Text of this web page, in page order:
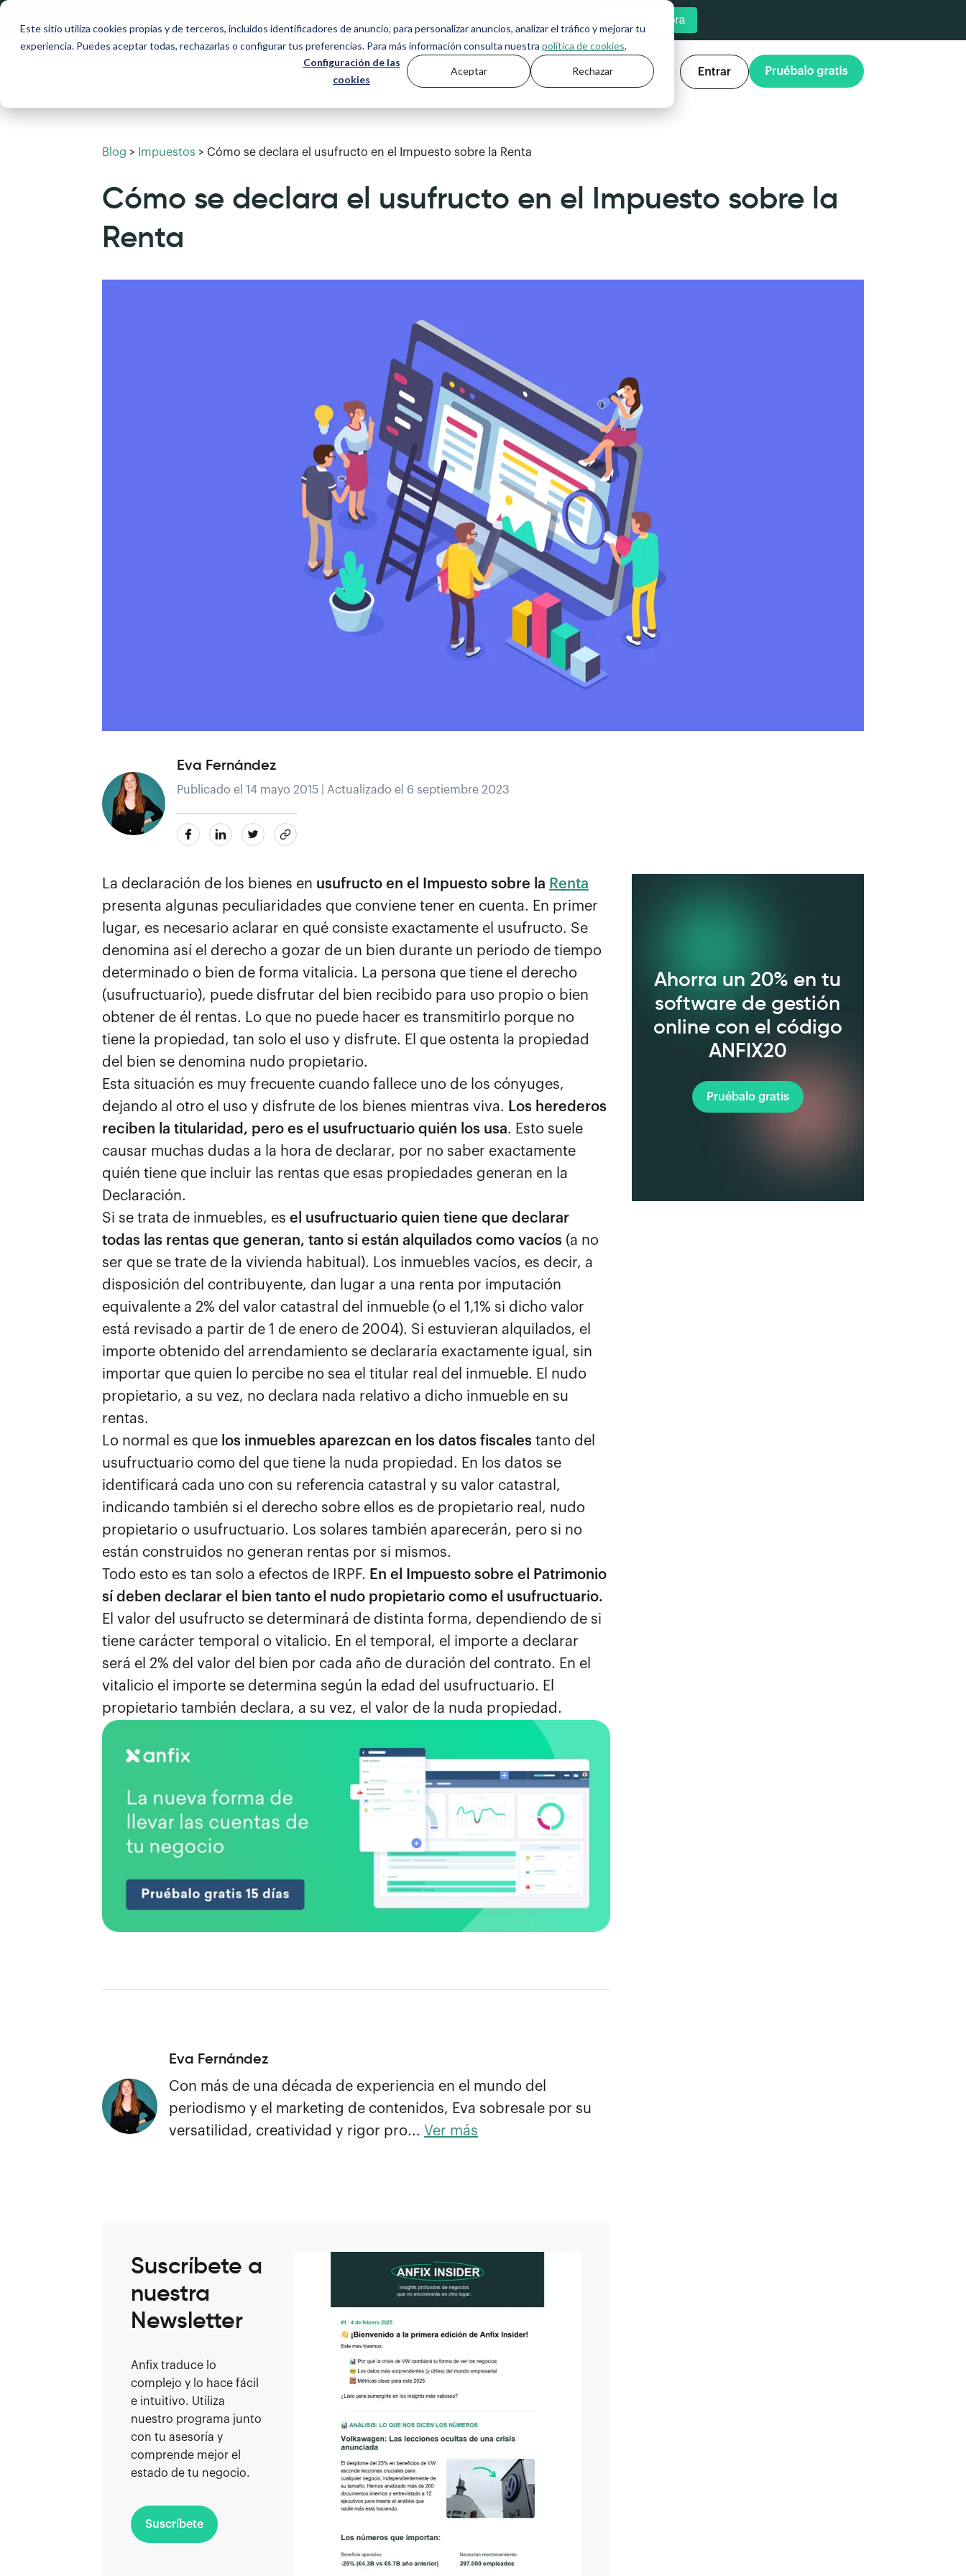
Este sitio utiliza cookies propias y de terceros, incluidos identificadores de anuncio, para personalizar anuncios, analizar el tráfico y mejorar tu
experiencia. Puedes aceptar todas, rechazarlas o configurar tus preferencias. Para más información consulta nuestra política de cookies.
Configuración de las
cookies
Aceptar Rechazar
Autónomos Asesorías Precios Producto Recursos
Blog > Impuestos > Cómo se declara el usufructo en el Impuesto sobre la Renta
Cómo se declara el usufructo en el Impuesto sobre la
Renta
Eva Fernández
Publicado el 14 mayo 2015 | Actualizado el 6 septiembre 2023
La declaración de los bienes en usufructo en el Impuesto sobre la Renta
presenta algunas peculiaridades que conviene tener en cuenta. En primer
lugar, es necesario aclarar en qué consiste exactamente el usufructo. Se
denomina así el derecho a gozar de un bien durante un periodo de tiempo
determinado o bien de forma vitalicia. La persona que tiene el derecho
(usufructuario), puede disfrutar del bien recibido para uso propio o bien
obtener de él rentas. Lo que no puede hacer es transmitirlo porque no
tiene la propiedad, tan solo el uso y disfrute. El que ostenta la propiedad
del bien se denomina nudo propietario.
Esta situación es muy frecuente cuando fallece uno de los cónyuges,
dejando al otro el uso y disfrute de los bienes mientras viva. Los herederos
reciben la titularidad, pero es el usufructuario quién los usa. Esto suele
causar muchas dudas a la hora de declarar, por no saber exactamente
quién tiene que incluir las rentas que esas propiedades generan en la
Declaración.
Si se trata de inmuebles, es el usufructuario quien tiene que declarar
todas las rentas que generan, tanto si están alquilados como vacíos (a no
ser que se trate de la vivienda habitual). Los inmuebles vacíos, es decir, a
disposición del contribuyente, dan lugar a una renta por imputación
equivalente a 2% del valor catastral del inmueble (o el 1,1% si dicho valor
está revisado a partir de 1 de enero de 2004). Si estuvieran alquilados, el
importe obtenido del arrendamiento se declararía exactamente igual, sin
importar que quien lo percibe no sea el titular real del inmueble. El nudo
propietario, a su vez, no declara nada relativo a dicho inmueble en su
rentas.
Lo normal es que los inmuebles aparezcan en los datos fiscales tanto del
usufructuario como del que tiene la nuda propiedad. En los datos se
identificará cada uno con su referencia catastral y su valor catastral,
indicando también si el derecho sobre ellos es de propietario real, nudo
propietario o usufructuario. Los solares también aparecerán, pero si no
están construidos no generan rentas por si mismos.
Todo esto es tan solo a efectos de IRPF. En el Impuesto sobre el Patrimonio
sí deben declarar el bien tanto el nudo propietario como el usufructuario.
El valor del usufructo se determinará de distinta forma, dependiendo de si
tiene carácter temporal o vitalicio. En el temporal, el importe a declarar
será el 2% del valor del bien por cada año de duración del contrato. En el
vitalicio el importe se determina según la edad del usufructuario. El
propietario también declara, a su vez, el valor de la nuda propiedad.
Eva Fernández
Con más de una década de experiencia en el mundo del
periodismo y el marketing de contenidos, Eva sobresale por su
versatilidad, creatividad y rigor pro... Ver más
Suscríbete a
nuestra
Newsletter
Anfix traduce lo
complejo y lo hace fácil
e intuitivo. Utiliza
nuestro programa junto
con tu asesoría y
comprende mejor el
estado de tu negocio.
Suscríbete
Ahorra un 20% en tu
software de gestión
online con el código
ANFIX20
Pruébalo gratis